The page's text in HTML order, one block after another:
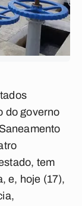
do governo
tem
e, hoje (17),